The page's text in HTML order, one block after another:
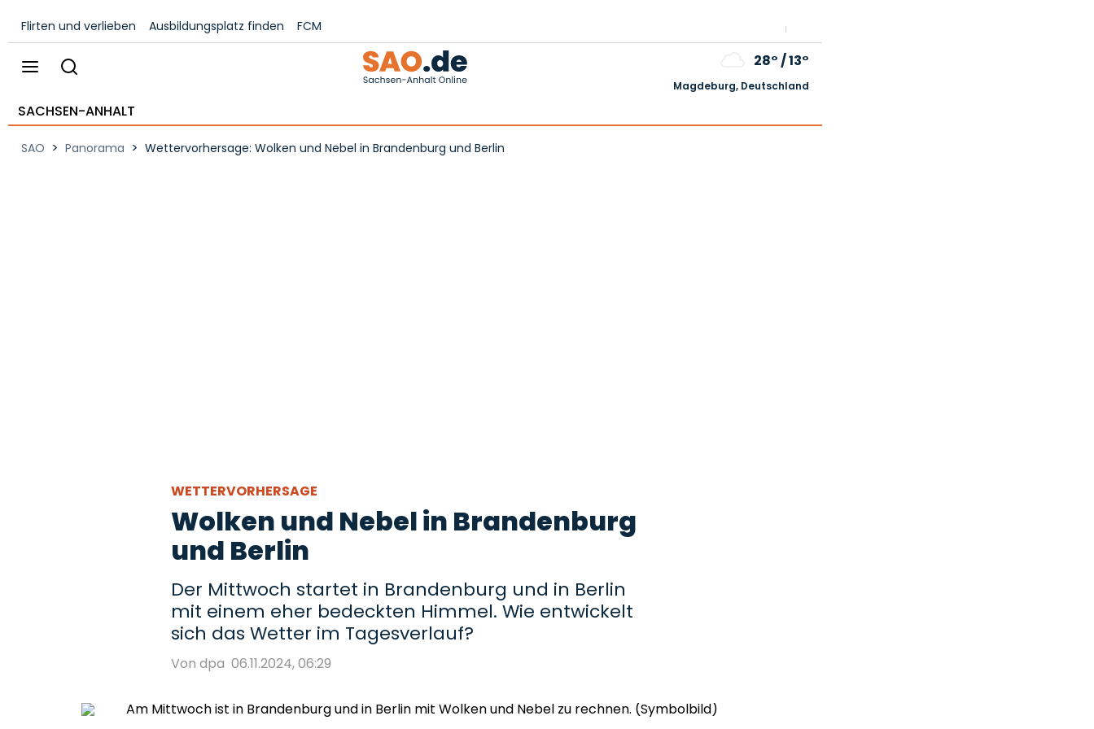
Flirten und verlieben Ausbildungsplatz finden FCM
28°/13°
Magdeburg, Deutschland
SACHSEN-ANHALT
SAO > Panorama > Wettervorhersage: Wolken und Nebel in Brandenburg und Berlin
WETTERVORHERSAGE
Wolken und Nebel in Brandenburg
und Berlin
Der Mittwoch startet in Brandenburg und in Berlin
mit einem eher bedeckten Himmel. Wie entwickelt
sich das Wetter im Tagesverlauf?
Von dpa 06.11.2024, 06:29